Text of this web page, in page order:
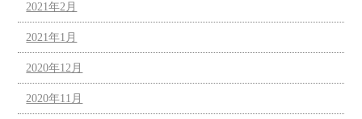
2021年2月
2021年1月
2020年12月
2020年11月